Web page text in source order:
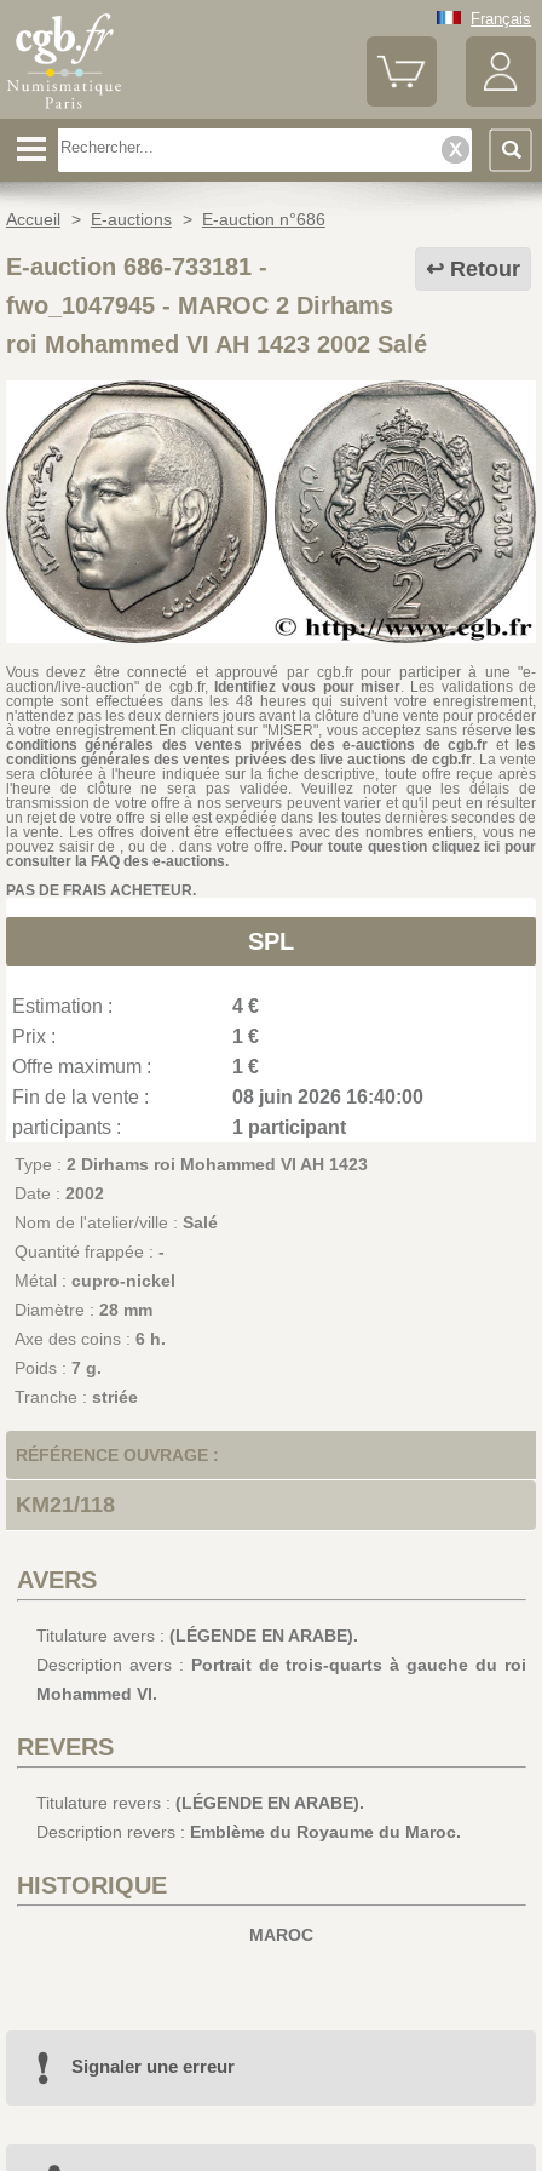
Français
Accueil > E-auctions > E-auction n°686
Retour
E-auction 686-733181 -
fwo_1047945- MAROC 2 Dirhams
roi Mohammed VI AH 1423 2002 Salé
Vous devez être connecté et approuvé par cgb.fr pour participer à une "e-
auction/live-auction" de cgb.fr, Identifiez vous pour miser. Les validations de
compte sont effectuées dans les 48 heures qui suivent votre enregistrement,
n'attendez pas les deux derniers jours avant la clôture d'une vente pour procéder
à votre enregistrement.En cliquant sur "MISER", vous acceptez sans réserve les
conditions générales des ventes privées des e-auctions de cgb.fr et les
conditions générales des ventes privées des live auctions de cgb.fr. La vente
sera clôturée à l'heure indiquée sur la fiche descriptive, toute offre reçue après
l'heure de clôture ne sera pas validée. Veuillez noter que les délais de
transmission de votre offre à nos serveurs peuvent varier et qu'il peut en résulter
un rejet de votre offre si elle est expédiée dans les toutes dernières secondes de
la vente. Les offres doivent être effectuées avec des nombres entiers, vous ne
pouvez saisir de , ou de . dans votre offre. Pour toute question cliquez ici pour
consulter la FAQ des e-auctions.
PAS DE FRAIS ACHETEUR.
SPL
Estimation :
4 €
Prix :
1 €
Offre maximum :
1 €
Fin de la vente :
08 juin 2026 16:40:00
participants :
1 participant
Type : 2 Dirhams roi Mohammed VI AH 1423
Date : 2002
Nom de l'atelier/ville : Salé
Quantité frappée : -
Métal : cupro-nickel
Diamètre : 28 mm
Axe des coins : 6 h.
Poids : 7 g.
Tranche : striée
RÉFÉRENCE OUVRAGE :
KM21/118
AVERS
Titulature avers : (LÉGENDE EN ARABE).
Description avers : Portrait de trois-quarts à gauche du roi
Mohammed VI.
REVERS
Titulature revers : (LÉGENDE EN ARABE).
Description revers : Emblème du Royaume du Maroc.
HISTORIQUE
MAROC
Signaler une erreur